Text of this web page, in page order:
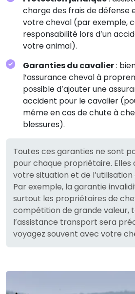
charge des frais de défense
votre cheval (par exemple,
responsabilité lors d’un
votre animal).
Garanties du cavalier:
l’assurance cheval à
possible d’ajouter une
accident pour le cavalier
même en cas de chute à
blessures).
Toutes ces garanties ne sont
pour chaque propriétaire. Elles
votre situation et de
Par exemple, la garantie
surtout les propriétaires de
compétition de grande valeur,
l’assistance transport sera
voyagez souvent avec votre